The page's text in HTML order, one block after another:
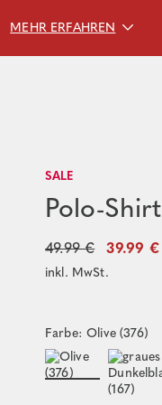
MEHR ERFAHREN
SALE
Polo-Shirt
49.99 € 39.99 €
inkl. MwSt.
Farbe: Olive (376)